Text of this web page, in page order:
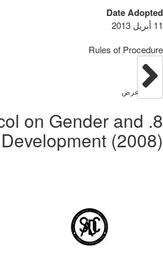
Date Adopted
11 أبريل 2013
Rules of Procedure
عرض
on Gender and
Development (2008)